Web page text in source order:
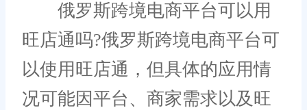
俄罗斯跨境电商平台可以用
旺店通吗?俄罗斯跨境电商平台可
以使用旺店通，但具体的应用情
况可能因平台、商家需求以及旺